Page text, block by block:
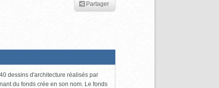
Partager
dessins d'architecture réalisés par
du fonds crée en son nom. Le fonds